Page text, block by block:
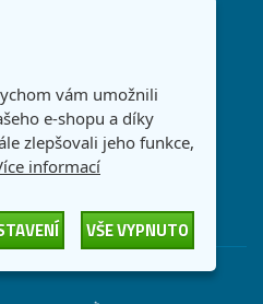
nás
630 662
Pá 8-17 h
vám umožnili
e-shopu a díky
zlepšovali jeho funkce,
informací
VŠE VYPNUTO